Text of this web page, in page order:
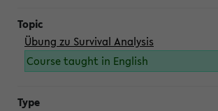
Übung zu Survival Analysis
Course taught in English